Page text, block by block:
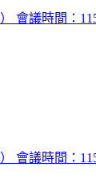
會議時間：
會議時間：